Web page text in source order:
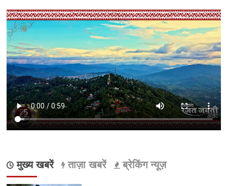
मुख्य खबरें ताज़ा खबरें ब्रेकिंग न्यूज़